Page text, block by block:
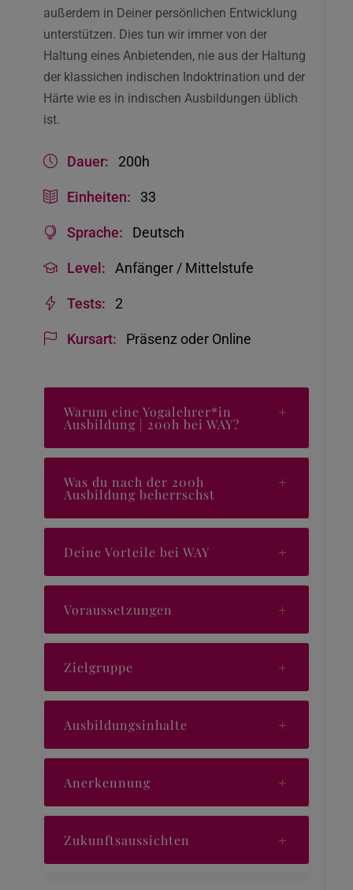
außerdem in Deiner persönlichen Entwicklung
unterstützen. Dies tun wir immer von der
Haltung eines Anbietenden, nie aus der Haltung
der klassichen indischen Indoktrination und der
Härte wie es in indischen Ausbildungen üblich
ist.
Dauer: 200h
Einheiten: 33
Sprache: Deutsch
Level: Anfänger / Mittelstufe
Tests: 2
Kursart: Präsenz oder Online
Warum eine Yogalehrer*in
Ausbildung | 200h bei WAY?
Was du nach der 200h
Ausbildung beherrschst
Deine Vorteile bei WAY
Voraussetzungen
Zielgruppe
Ausbildungsinhalte
Anerkennung
Zukunftsaussichten